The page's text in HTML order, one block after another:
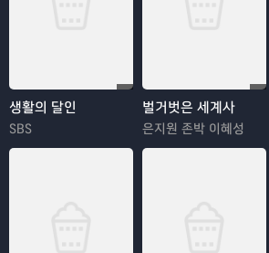
생활의 달인
SBS
벌거벗은 세계사
은지원 존박 이혜성